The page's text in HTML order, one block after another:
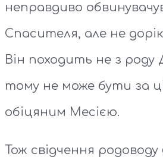
неправдиво
Спасителя, але не
Він походить не з роду
тому не може бути за
обіцяним Месією.
Тож свідчення родоводу